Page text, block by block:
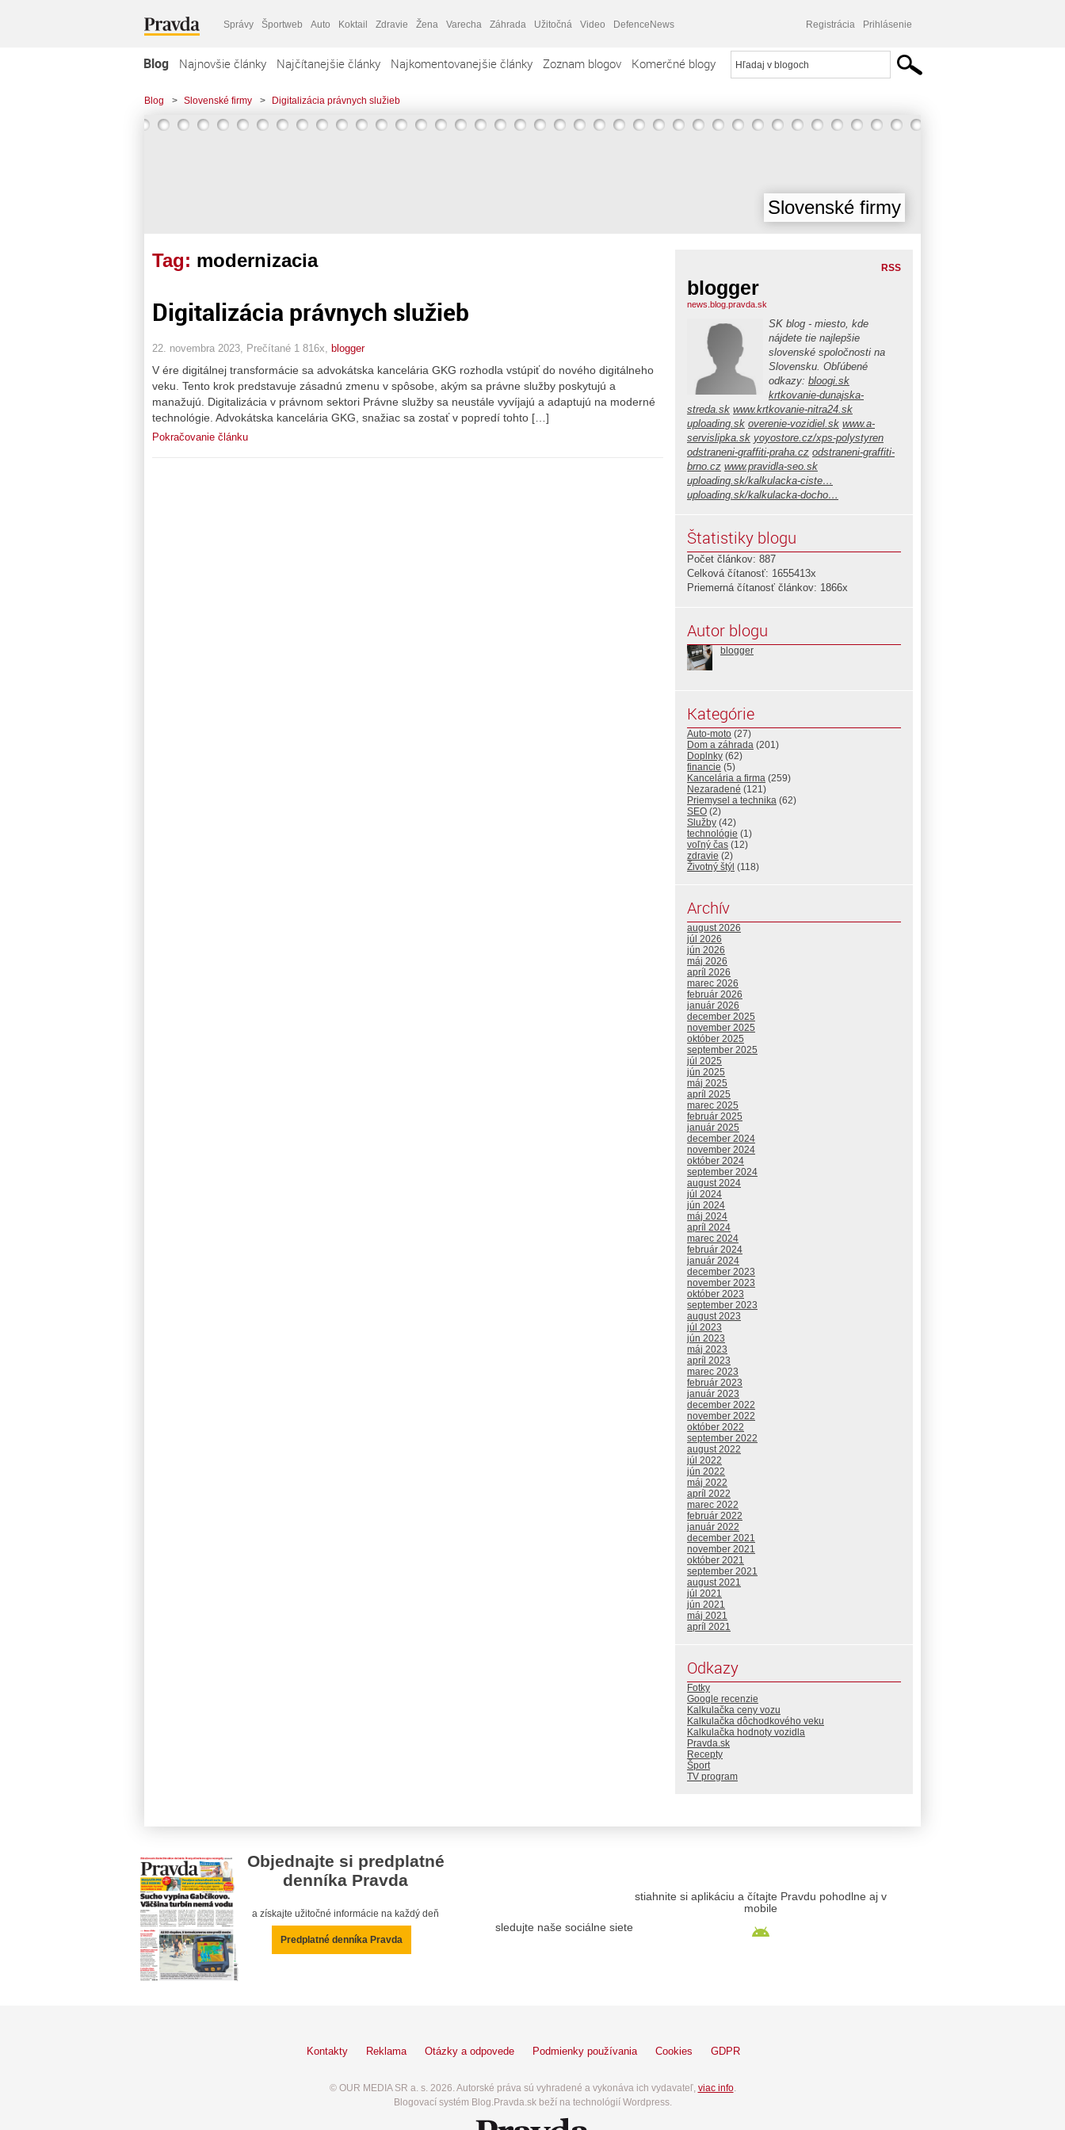
Správy Športweb Auto Koktail Zdravie Žena Varecha Záhrada Užitočná Video DefenceNews Registrácia Prihlásenie
Blog Najnovšie články Najčítanejšie články Najkomentovanejšie články Zoznam blogov Komerčné blogy
Blog > Slovenské firmy > Digitalizácia právnych služieb
Slovenské firmy
Tag: modernizacia
Digitalizácia právnych služieb
22. novembra 2023, Prečítané 1 816x, blogger
V ére digitálnej transformácie sa advokátska kancelária GKG rozhodla vstúpiť do nového digitálneho
veku. Tento krok predstavuje zásadnú zmenu v spôsobe, akým sa právne služby poskytujú a
manažujú. Digitalizácia v právnom sektori Právne služby sa neustále vyvíjajú a adaptujú na moderné
technológie. Advokátska kancelária GKG, snažiac sa zostať v popredí tohto […]
Pokračovanie článku
RSS
blogger
news.blog.pravda.sk
SK blog - miesto, kde
nájdete tie najlepšie
slovenské spoločnosti na
Slovensku. Obľúbené
odkazy: bloogi.sk
krtkovanie-dunajska-
streda.sk www.krtkovanie-nitra24.sk
uploading.sk overenie-vozidiel.sk www.a-
servislipka.sk yoyostore.cz/xps-polystyren
odstraneni-graffiti-praha.cz odstraneni-graffiti-
brno.cz www.pravidla-seo.sk
uploading.sk/kalkulacka-ciste…
uploading.sk/kalkulacka-docho…
Štatistiky blogu
Počet článkov: 887
Celková čítanosť: 1655413x
Priemerná čítanosť článkov: 1866x
Autor blogu
blogger
Kategórie
Auto-moto (27)
Dom a záhrada (201)
Doplnky (62)
financie (5)
Kancelária a firma (259)
Nezaradené (121)
Priemysel a technika (62)
SEO (2)
Služby (42)
technológie (1)
voľný čas (12)
zdravie (2)
Životný štýl (118)
Archív
august 2026
júl 2026
jún 2026
máj 2026
apríl 2026
marec 2026
február 2026
január 2026
december 2025
november 2025
október 2025
september 2025
júl 2025
jún 2025
máj 2025
apríl 2025
marec 2025
február 2025
január 2025
december 2024
november 2024
október 2024
september 2024
august 2024
júl 2024
jún 2024
máj 2024
apríl 2024
marec 2024
február 2024
január 2024
december 2023
november 2023
október 2023
september 2023
august 2023
júl 2023
jún 2023
máj 2023
apríl 2023
marec 2023
február 2023
január 2023
december 2022
november 2022
október 2022
september 2022
august 2022
júl 2022
jún 2022
máj 2022
apríl 2022
marec 2022
február 2022
január 2022
december 2021
november 2021
október 2021
september 2021
august 2021
júl 2021
jún 2021
máj 2021
apríl 2021
Odkazy
Fotky
Google recenzie
Kalkulačka ceny vozu
Kalkulačka dôchodkového veku
Kalkulačka hodnoty vozidla
Pravda.sk
Recepty
Šport
TV program
Objednajte si predplatné
denníka Pravda
a získajte užitočné informácie na každý deň
Predplatné denníka Pravda
sledujte naše sociálne siete
stiahnite si aplikáciu a čítajte Pravdu pohodlne aj v
mobile
Kontakty Reklama Otázky a odpovede Podmienky používania Cookies GDPR
© OUR MEDIA SR a. s. 2026. Autorské práva sú vyhradené a vykonáva ich vydavateľ, viac info.
Blogovací systém Blog.Pravda.sk beží na technológií Wordpress.